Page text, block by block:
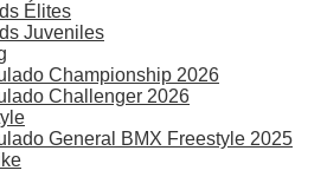
Élites
Juveniles
Championship 2026
Challenger 2026
General BMX Freestyle 2025